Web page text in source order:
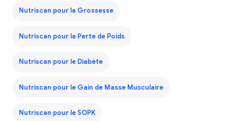
Nutriscan pour la Grossesse
Nutriscan pour la Perte de Poids
Nutriscan pour le Diabète
Nutriscan pour le Gain de Masse Musculaire
Nutriscan pour le SOPK